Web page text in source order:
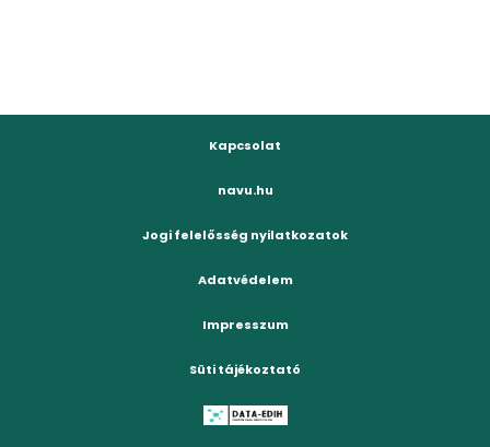
Kapcsolat
navu.hu
Jogi felelősség nyilatkozatok
Adatvédelem
Impresszum
Süti tájékoztató